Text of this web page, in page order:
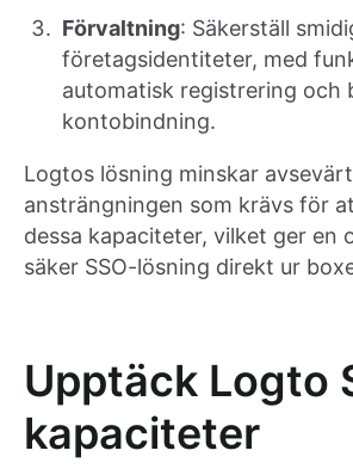
Förvaltning: Säkerställ
företagsidentiteter, med
automatisk registrering och
kontobindning.
Logtos lösning minskar
ansträngningen som krävs för
dessa kapaciteter, vilket ger en
säker SSO-lösning direkt ur
Upptäck Logto
kapaciteter